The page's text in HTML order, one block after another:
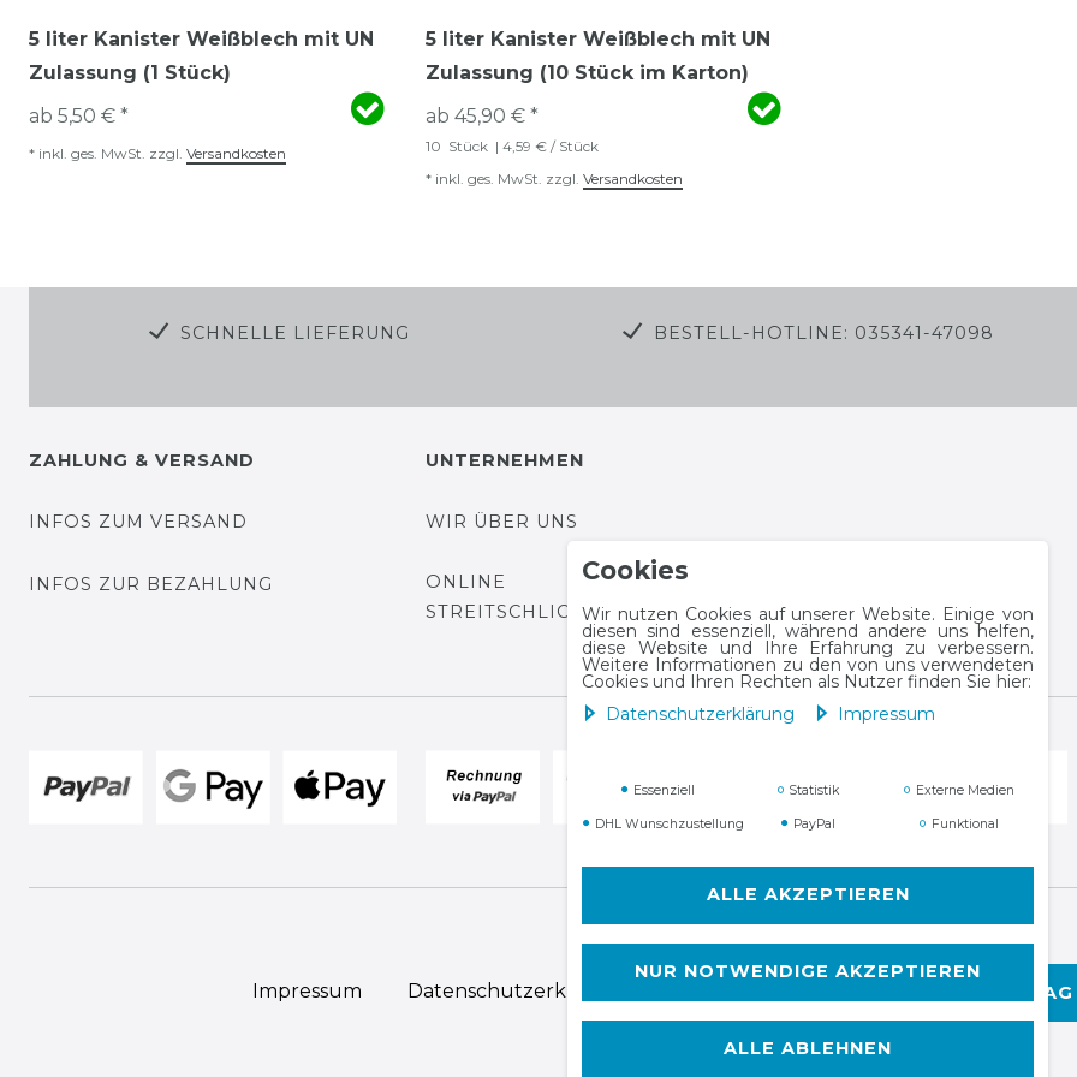
Cookies
Wir nutzen Cookies auf unserer Website. Einige von
diesen sind essenziell, während andere uns helfen,
diese Website und Ihre Erfahrung zu verbessern.
Weitere Informationen zu den von uns verwendeten
Cookies und Ihren Rechten als Nutzer finden Sie hier:
Daten­schutz­erklärung
Impressum
Essenziell Statistik Externe Medien
DHL Wunschzustellung PayPal Funktional
ALLE AKZEPTIEREN
NUR NOTWENDIGE AKZEPTIEREN
ALLE ABLEHNEN
5 liter Kanister Weißblech mit UN
Zulassung (1 Stück)
ab 5,50 € *
* inkl. ges. MwSt. zzgl. Versandkosten
5 liter Kanister Weißblech mit UN
Zulassung (10 Stück im Karton)
ab 45,90 € *
10 Stück | 4,59 € / Stück
* inkl. ges. MwSt. zzgl. Versandkosten
SCHNELLE LIEFERUNG BESTELL-HOTLINE: 035341-47098
ZAHLUNG & VERSAND
INFOS ZUM VERSAND
INFOS ZUR BEZAHLUNG
UNTERNEHMEN
WIR ÜBER UNS
ONLINE
STREITSCHLICHTUNGSPLATTFORM
Impressum Daten­schutz­erklärung